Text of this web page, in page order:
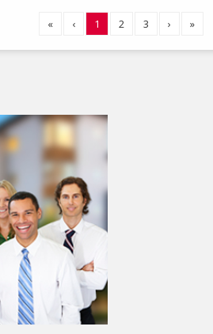
« ‹ 1 2 3 › »